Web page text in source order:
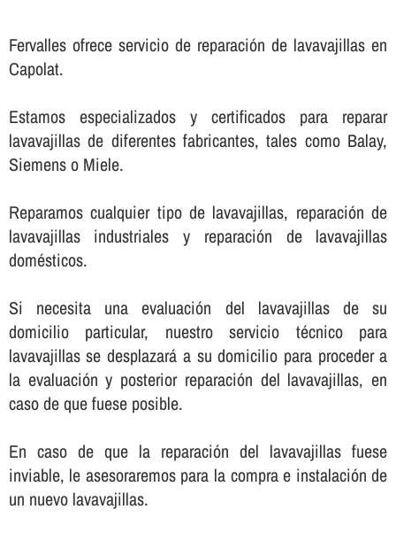
Fervalles ofrece servicio de reparación de lavavajillas en
Capolat.
Estamos especializados y certificados para reparar
lavavajillas de diferentes fabricantes, tales como Balay,
Siemens o Miele.
Reparamos cualquier tipo de lavavajillas, reparación de
lavavajillas industriales y reparación de lavavajillas
domésticos.
Si necesita una evaluación del lavavajillas de su
domicilio particular, nuestro servicio técnico para
lavavajillas se desplazará a su domicilio para proceder a
la evaluación y posterior reparación del lavavajillas, en
caso de que fuese posible.
En caso de que la reparación del lavavajillas fuese
inviable, le asesoraremos para la compra e instalación de
un nuevo lavavajillas.